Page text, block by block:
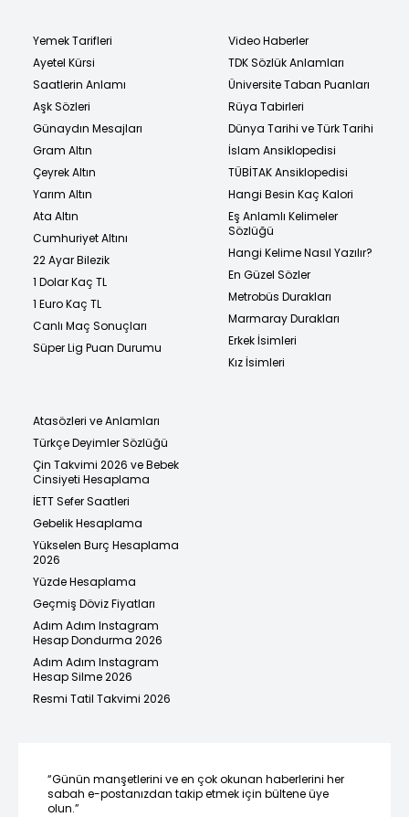
Yemek Tarifleri
Ayetel Kürsi
Saatlerin Anlamı
Aşk Sözleri
Günaydın Mesajları
Gram Altın
Çeyrek Altın
Yarım Altın
Ata Altın
Cumhuriyet Altını
22 Ayar Bilezik
1 Dolar Kaç TL
1 Euro Kaç TL
Canlı Maç Sonuçları
Süper Lig Puan Durumu
Video Haberler
TDK Sözlük Anlamları
Üniversite Taban Puanları
Rüya Tabirleri
Dünya Tarihi ve Türk Tarihi
İslam Ansiklopedisi
TÜBİTAK Ansiklopedisi
Hangi Besin Kaç Kalori
Eş Anlamlı Kelimeler
Sözlüğü
Hangi Kelime Nasıl Yazılır?
En Güzel Sözler
Metrobüs Durakları
Marmaray Durakları
Erkek İsimleri
Kız İsimleri
Atasözleri ve Anlamları
Türkçe Deyimler Sözlüğü
Çin Takvimi 2026 ve Bebek
Cinsiyeti Hesaplama
İETT Sefer Saatleri
Gebelik Hesaplama
Yükselen Burç Hesaplama
2026
Yüzde Hesaplama
Geçmiş Döviz Fiyatları
Adım Adım Instagram
Hesap Dondurma 2026
Adım Adım Instagram
Hesap Silme 2026
Resmi Tatil Takvimi 2026
“Günün manşetlerini ve en çok okunan haberlerini her
sabah e-postanızdan takip etmek için bültene üye
olun.”